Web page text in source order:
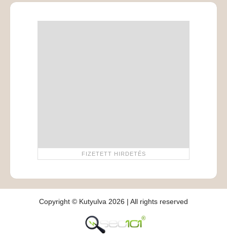
Copyright © Kutyulva 2026 | All rights reserved